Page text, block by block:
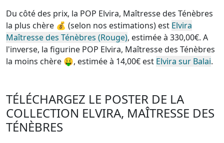
Du côté des prix, la POP Elvira, Maîtresse des Ténèbres
la plus chère 💰 (selon nos estimations) est Elvira
Maîtresse des Ténèbres (Rouge), estimée à 330,00€. A
l'inverse, la figurine POP Elvira, Maîtresse des Ténèbres
la moins chère 🤑, estimée à 14,00€ est Elvira sur Balai.
TÉLÉCHARGEZ LE POSTER DE LA
COLLECTION ELVIRA, MAÎTRESSE DES
TÉNÈBRES